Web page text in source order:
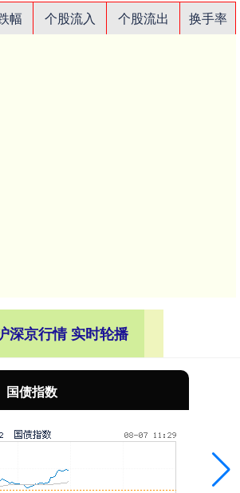
幅 个股流入 个股流出 换手率
深京行情 实时轮播
国债指数